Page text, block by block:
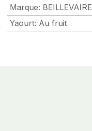
Marque: BEILLEVAIRE
Yaourt: Au fruit